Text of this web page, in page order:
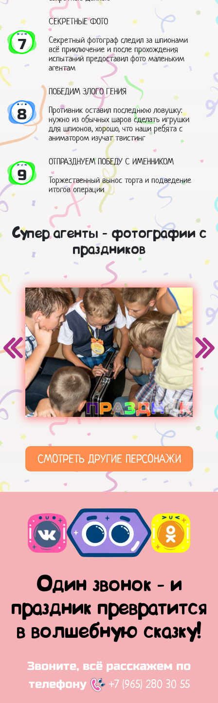
7
СЕКРЕТНЫЕ ФОТО
Секретный фотограф следил за шпионами
всё приключение и после прохождения
испытаний предоставил фото маленьким
агентам
8
ПОБЕДИМ ЗЛОГО ГЕНИЯ
Противник оставил последнюю ловушку:
нужно из обычных шаров сделать игрушки
для шпионов, хорошо, что наши ребята с
аниматором изучат твистинг
9
ОТПРАЗДНУЕМ ПОБЕДУ С ИМЕННИКОМ
Торжественный вынос торта и подведение
итогов операции
Супер агенты - фотографии с
праздников
СМОТРЕТЬ ДРУГИЕ ПЕРСОНАЖИ
Один звонок - и
праздник превратится
в волшебную сказку!
Звоните, всё расскажем по
телефону
+7 (965) 280 30 55